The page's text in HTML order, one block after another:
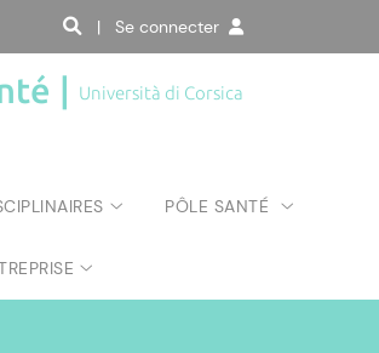
| Se connecter
| Università di Corsica
PÔLE SANTÉ